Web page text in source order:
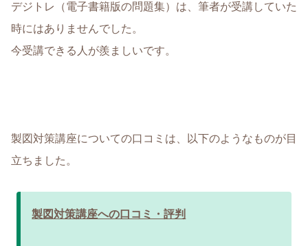
デジトレ（電子書籍版の問題集）は、筆者が受講していた
時にはありませんでした。
今受講できる人が羨ましいです。
製図対策講座についての口コミは、以下のようなものが目
立ちました。
製図対策講座への口コミ・評判